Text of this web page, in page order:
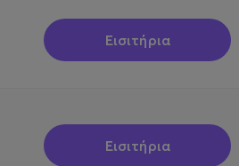
Εισιτήρια
Εισιτήρια